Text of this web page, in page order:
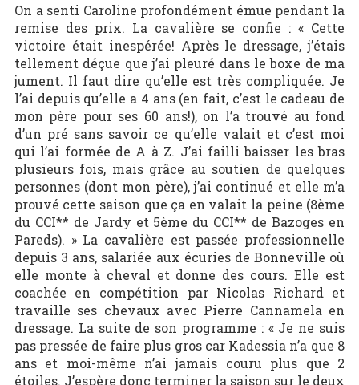
On a senti Caroline profondément émue pendant la
remise des prix. La cavalière se confie : « Cette
victoire était inespérée! Après le dressage, j’étais
tellement déçue que j’ai pleuré dans le boxe de ma
jument. Il faut dire qu’elle est très compliquée. Je
l’ai depuis qu’elle a 4 ans (en fait, c’est le cadeau de
mon père pour ses 60 ans!), on l’a trouvé au fond
d’un pré sans savoir ce qu’elle valait et c’est moi
qui l’ai formée de A à Z. J’ai failli baisser les bras
plusieurs fois, mais grâce au soutien de quelques
personnes (dont mon père), j’ai continué et elle m’a
prouvé cette saison que ça en valait la peine (8ème
du CCI** de Jardy et 5ème du CCI** de Bazoges en
Pareds). » La cavalière est passée professionnelle
depuis 3 ans, salariée aux écuries de Bonneville où
elle monte à cheval et donne des cours. Elle est
coachée en compétition par Nicolas Richard et
travaille ses chevaux avec Pierre Cannamela en
dressage. La suite de son programme : « Je ne suis
pas pressée de faire plus gros car Kadessia n’a que 8
ans et moi-même n’ai jamais couru plus que 2
étoiles. J’espère donc terminer la saison sur le deux